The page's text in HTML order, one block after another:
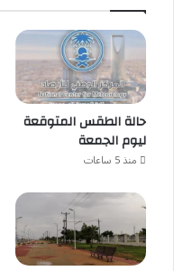
حالة الطقس المتوقعة
ليوم الجمعة
منذ 5 ساعات